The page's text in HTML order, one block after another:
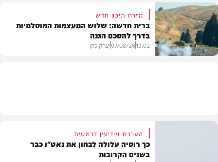
מזג האוויר
מזרח תיכון חדש
ברית חדשה: שלוש המעצמות המוסלמיות
בדרך להסכם הגנה
13:02
07/08/26יצחק כהן
הערכת מודיעין דרמטית
כך רוסיה עלולה לבחון את נאט"ו כבר
בשנים הקרובות